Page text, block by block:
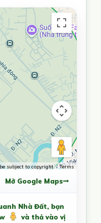
subject to copyright Terms
Mở Google Maps
Nhà Đất, bạn
và thả vào vị